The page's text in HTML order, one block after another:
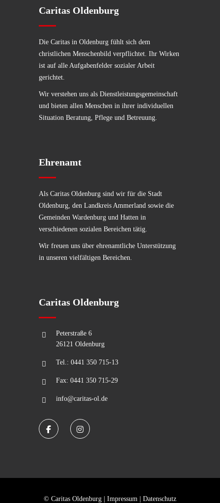
Caritas Oldenburg
Die Caritas in Oldenburg fühlt sich dem
christlichen Menschenbild verpflichtet. Ihr Wirken
ist auf alle Aufgabenfelder sozialer Arbeit
gerichtet.
Wir verstehen uns als Dienstleistungsgemeinschaft
und bieten allen Menschen in ihrer individuellen
Situation Beratung, Pflege und Betreuung.
Ehrenamt
Als Caritas Oldenburg sind wir für die Stadt
Oldenburg, den Landkreis Ammerland sowie die
Gemeinden Wardenburg und Hatten in
verschiedenen sozialen Bereichen tätig.
Wir freuen uns über ehrenamtliche Unterstützung
in unseren vielfältigen Bereichen.
Caritas Oldenburg
Peterstraße 6
26121 Oldenburg
Tel.: 0441 350 715-13
Fax: 0441 350 715-29
info@caritas-ol.de
© Caritas Oldenburg | Impressum Datenschutz